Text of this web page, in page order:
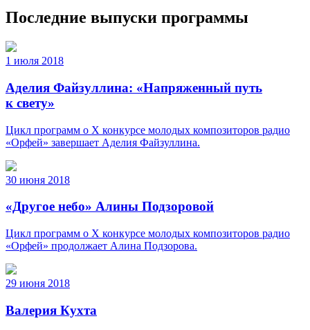
Последние выпуски программы
1 июля 2018
Аделия Файзуллина: «Напряженный путь
к свету»
Цикл программ о X конкурсе молодых композиторов радио
«Орфей» завершает Аделия Файзуллина.
30 июня 2018
«Другое небо» Алины Подзоровой
Цикл программ о X конкурсе молодых композиторов радио
«Орфей» продолжает Алина Подзорова.
29 июня 2018
Валерия Кухта